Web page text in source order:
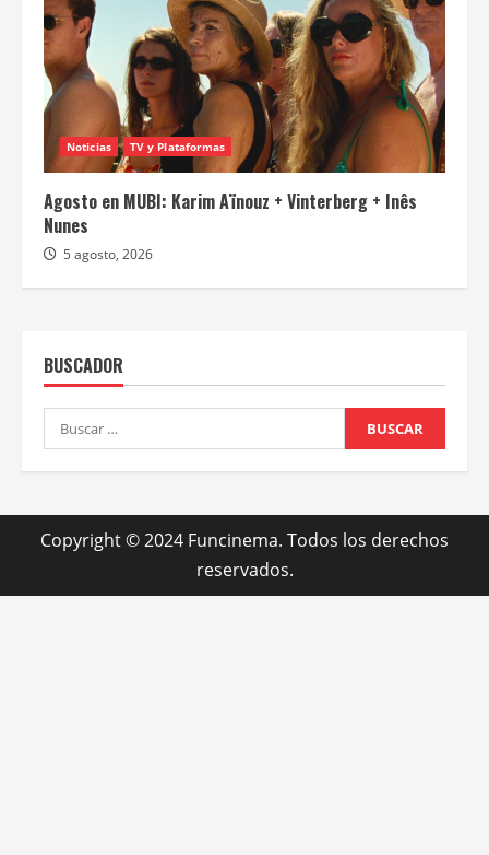
Noticias TV y Plataformas
Agosto en MUBI: Karim Aïnouz + Vinterberg + Inês
Nunes
5 agosto, 2026
BUSCADOR
Buscar:
Copyright © 2024 Funcinema. Todos los derechos
reservados.